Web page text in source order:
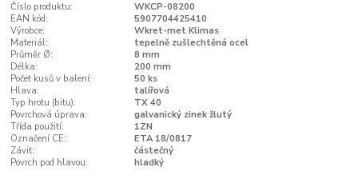
Číslo produktu:
WKCP-08200
EAN kód:
5907704425410
Výrobce:
Wkret-met Klimas
Materiál:
tepelně zušlechtěná ocel
Průměr Ø:
8 mm
Délka:
200 mm
Počet kusů v balení:
50 ks
Hlava:
talířová
Typ hrotu (bitu):
TX 40
Povrchová úprava:
galvanický zinek žlutý
Třída použití:
1ZN
Označení CE:
ETA 18/0817
Závit:
částečný
Povrch pod hlavou:
hladký